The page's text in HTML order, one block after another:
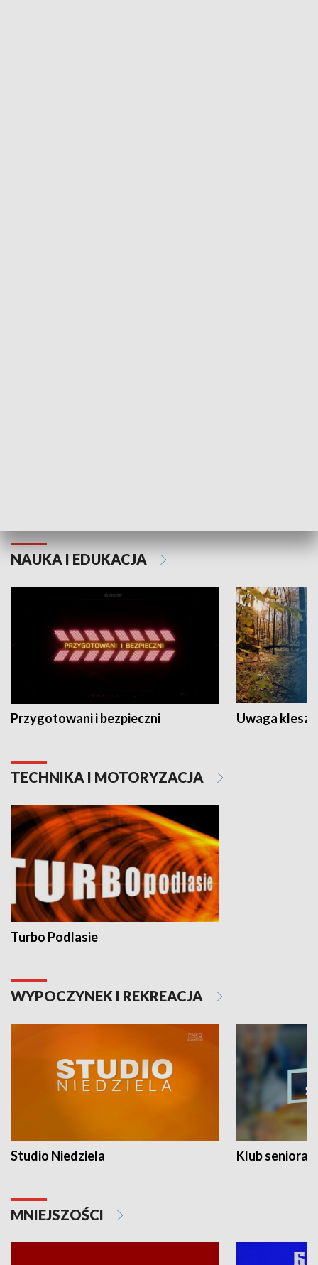
NAUKA I EDUKACJA
Przygotowani i bezpieczni Uwaga
TECHNIKA I MOTORYZACJA
Turbo Podlasie
WYPOCZYNEK I REKREACJA
Studio Niedziela Klub seniora
MNIEJSZOŚCI